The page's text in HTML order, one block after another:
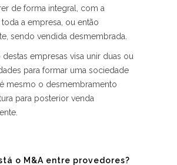
de forma integral, com a
a empresa, ou então
sendo vendida desmembrada.
destas empresas visa unir duas ou
para formar uma sociedade
mesmo o desmembramento
para posterior venda
o M&A entre provedores?